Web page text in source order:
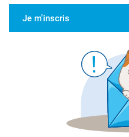
Je m'inscris